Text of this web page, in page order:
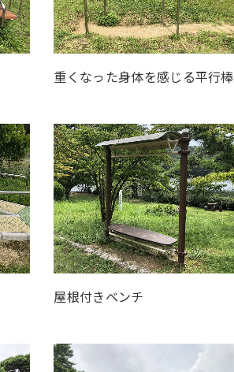
重くなった身体を感じる平行棒
屋根付きベンチ